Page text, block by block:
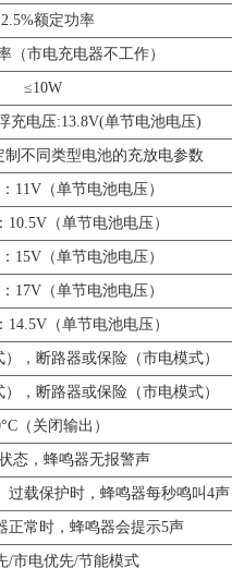
额定功率
（市电充电器不工作）
≤10W
充电压:13.8V(单节电池电压)
不同类型电池的充放电参数
11V（单节电池电压）
10.5V（单节电池电压）
15V（单节电池电压）
17V（单节电池电压）
14.5V（单节电池电压）
，断路器或保险（市电模式）
，断路器或保险（市电模式）
（关闭输出）
态，蜂鸣器无报警声
过载保护时，蜂鸣器每秒鸣叫4声
正常时，蜂鸣器会提示5声
/市电优先/节能模式